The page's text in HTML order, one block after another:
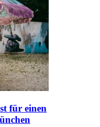
für einen